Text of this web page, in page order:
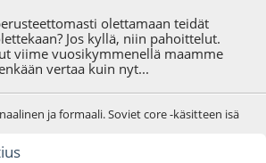
olettamaan teidät
Jos kyllä, niin pahoittelut.
viime vuosikymmenellä maamme
vertaa kuin nyt...
ja formaali. Soviet core -käsitteen isä